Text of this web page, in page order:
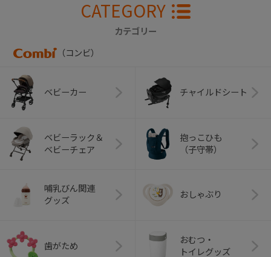
CATEGORY
カテゴリー
（コンビ）
ベビーカー チャイルドシート
ベビーラック＆
ベビーチェア
抱っこひも
（子守帯）
哺乳びん関連
グッズ
おしゃぶり
歯がため
おむつ・
トイレグッズ